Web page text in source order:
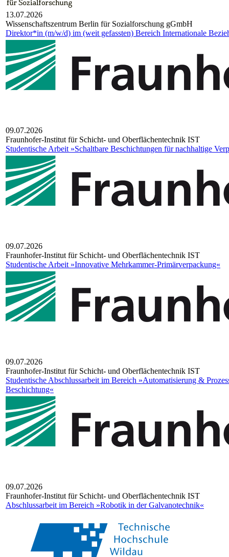
13.07.2026
Wis­sen­schafts­zen­trum Ber­lin für Sozi­al­for­schung gGmbH
Direktor*in (m/w/d) im (weit gefassten) Bereich Internationale
09.07.2026
Fraun­ho­fer-Insti­tut für Schicht- und Ober­flä­chen­tech­nik IST
Studentische Arbeit »Schaltbare Beschichtungen für nachhaltige
09.07.2026
Fraun­ho­fer-Insti­tut für Schicht- und Ober­flä­chen­tech­nik IST
Studentische Arbeit »Innovative Mehrkammer-Primärverpackung«
09.07.2026
Fraun­ho­fer-Insti­tut für Schicht- und Ober­flä­chen­tech­nik IST
Studentische Abschlussarbeit im Bereich »Automatisierung &
Beschichtung«
09.07.2026
Fraun­ho­fer-Insti­tut für Schicht- und Ober­flä­chen­tech­nik IST
Abschlussarbeit im Bereich »Robotik in der Galvanotechnik«